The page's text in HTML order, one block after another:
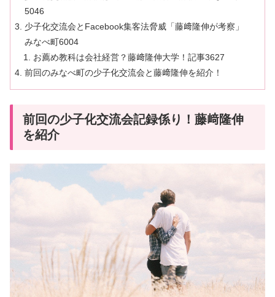
5046
少子化交流会とFacebook集客法脅威「藤﨑隆伸が考察」
みなべ町6004
お薦め教科は会社経営？藤﨑隆伸大学！記事3627
前回のみなべ町の少子化交流会と藤﨑隆伸を紹介！
前回の少子化交流会記録係り！藤﨑隆伸
を紹介